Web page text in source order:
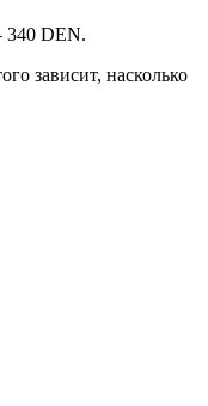
340 DEN.
зависит, насколько